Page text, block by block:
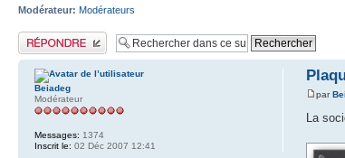
Modérateur: Modérateurs
Publier une réponse
par
La
Beiadeg
Modérateur
Messages: 1374
Inscrit le: 02 Déc 2007 12:41